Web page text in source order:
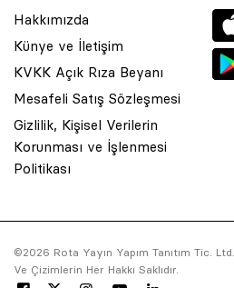
Hakkımızda
Künye ve İletişim
KVKK Açık Rıza Beyanı
Mesafeli Satış Sözleşmesi
Gizlilik, Kişisel Verilerin
Korunması ve İşlenmesi
Politikası
©2026 Rota Yayın Yapım Tanıtım Tic.
Ve Çizimlerin Her Hakkı Saklıdır.
© 2001 Rota Yayın Yapım Tanıtım
Asquared WordPress Agency